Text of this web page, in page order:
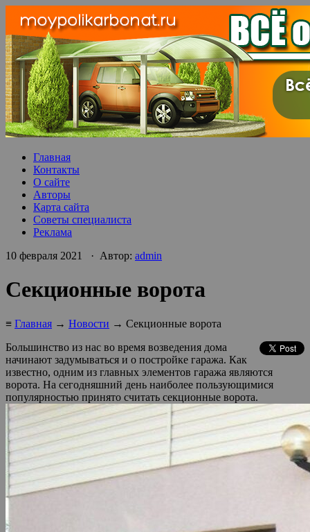
Главная
Контакты
О сайте
Авторы
Карта сайта
Советы специалиста
Реклама
10 февраля 2021 · Автор: admin
Секционные ворота
≡ Главная → Новости → Секционные ворота
Большинство из нас во время возведения дома
начинают задумываться и о постройке гаража. Как
известно, одним из главных элементов гаража являются
ворота. На сегодняшний день наиболее пользующимися
популярностью принято считать секционные ворота.